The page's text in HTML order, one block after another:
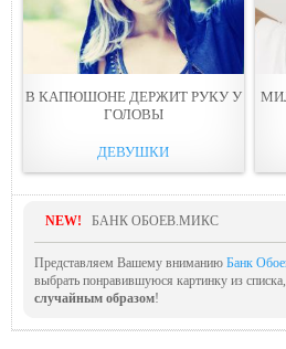
В КАПЮШОНЕ ДЕРЖИТ РУКУ У
ГОЛОВЫ
ДЕВУШКИ
NEW! БАНК ОБОЕВ.МИКС
Представляем Вашему вниманию Банк
выбрать понравившуюся картинку из
случайным образом!